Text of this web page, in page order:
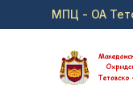
Прејди на главна
МПЦ - ОА